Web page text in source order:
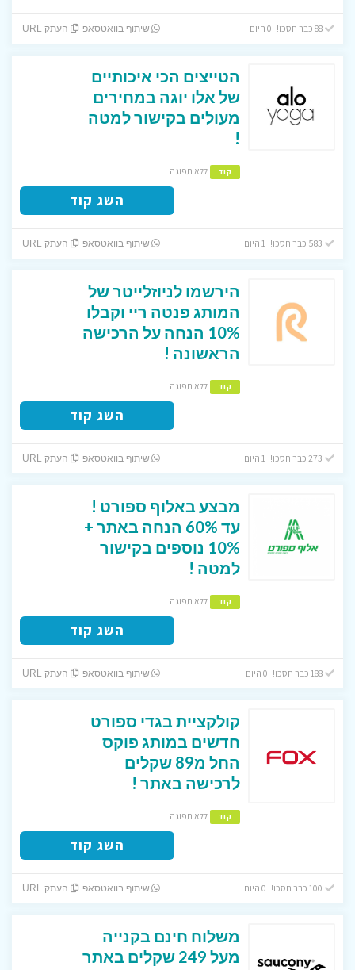
88 כבר חסכו! 0 היום שיתוף בוואטסאפ העתק URL
הטייצים הכי איכותיים
של אלו יוגה במחירים
מעולים בקישור למטה
!
קוד ללא תפוגה
השג קוד
שיתוף בוואטסאפ העתק URL
הירשמו לניוזלייטר של
המותג פנטה ריי וקבלו
10% הנחה על הרכישה
הראשונה !
קוד ללא תפוגה
השג קוד
שיתוף בוואטסאפ העתק URL
מבצע באלוף ספורט !
עד 60% הנחה באתר +
10% נוספים בקישור
למטה !
קוד ללא תפוגה
השג קוד
188 כבר חסכו! 0 היום שיתוף בוואטסאפ העתק URL
קולקציית בגדי ספורט
חדשים במותג פוקס
החל מ89 שקלים
לרכישה באתר !
קוד ללא תפוגה
השג קוד
שיתוף בוואטסאפ העתק URL
משלוח חינם בקנייה
מעל 249 שקלים באתר